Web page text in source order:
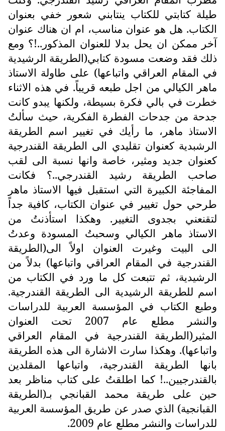
طيلة كتابتي للكتاب ينتابني شعور خفي بعنوان
الكتاب. هل هو عنوان مناسب، ام ان هناك عنوان
آخر ممكن ان يحل بدلا للعنوان المذكور..!؟ ومع
ذلك فقد وضعت مسودة كتابي(الطريقة الرشيدية
في المقام العراقي واتباعها) على طاولة الاستاذ
ماهر الكيالي من اجل طبعه قريباً. في هذه الاثناء
خطرت في بالي فكرة بسيطة، ولكنها يبدو كانت
جدحة من جدحات الفطرة الفكرية، حيث سألتُ
الاستاذ ماهر، ما رأيك في تغيير اسم الطريقة
الرشبدية كعنوان تقليدي الى الطريقة القندرجية
كعنوان جديد ومثير، خاصة وانها نسبة الى لقب
صاحب الطريقة رشيد القندرجي..؟ فكانت
المفاجئة الكبيرة التي استقبل فيها الاستاذ ماهر
طرحي حول تغيير في عنوان الكتاب، كافية جداً
لتقنعني بجدوى التغيير. وهكذا استأذنتُ من
الاستاذ ماهر الكيالي وسحبتُ المسودة وعدتُ
الى البيت وغيرت العنوان اولاً الى(الطريقة
القندرجية في المقام العراقي واتباعها) بدلاً من
الرشيدية، ثم تتبعت كل ما ورد في الكتاب من
اسم للطريقة الرشيدية الى الطريقة القندرجية.
وطبع الكتاب في المؤسسة العربية للدراسات
والنشر مطلع عام 2007 تحت العنوان
المثير(الطريقة القندرجية في المقام العراقي
واتباعها). وهكذا سارت الاشارة الى هذه الطريقة
بانها الطريقة القندرجية، واتباعها المقلدين
بالقندرجيين..! كما اطلقتُ على كتاب مناظر بعد
حين على طريقة محمد القبانجي بـ(الطريقة
القبانجية) الذي صدر عن طريق المؤسسة العربية
للدراسات والنشر مطلع عام 2009.